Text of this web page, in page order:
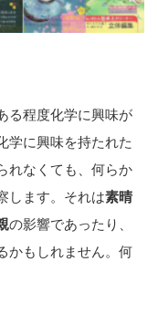
る程度化学に興味が
学に興味を持たれた
れなくても、何らか
します。それは素晴
の影響であったり、
かもしれません。何